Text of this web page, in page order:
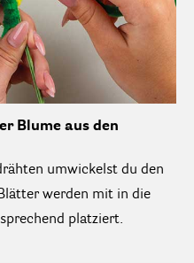
Blume aus den
umwickelst du den
werden mit in die
platziert.